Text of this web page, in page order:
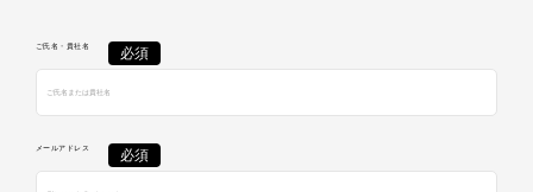
ご氏名・貴社名
メールアドレス